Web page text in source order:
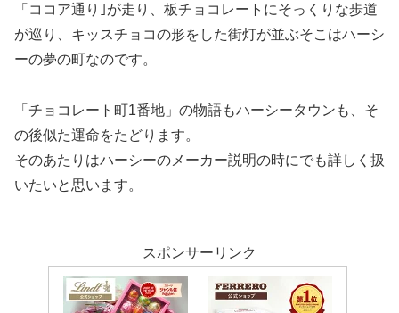
「ココア通り｣が走り、板チョコレートにそっくりな歩道
が巡り、キッスチョコの形をした街灯が並ぶそこはハーシ
ーの夢の町なのです。
「チョコレート町1番地」の物語もハーシータウンも、そ
の後似た運命をたどります。
そのあたりはハーシーのメーカー説明の時にでも詳しく扱
いたいと思います。
スポンサーリンク